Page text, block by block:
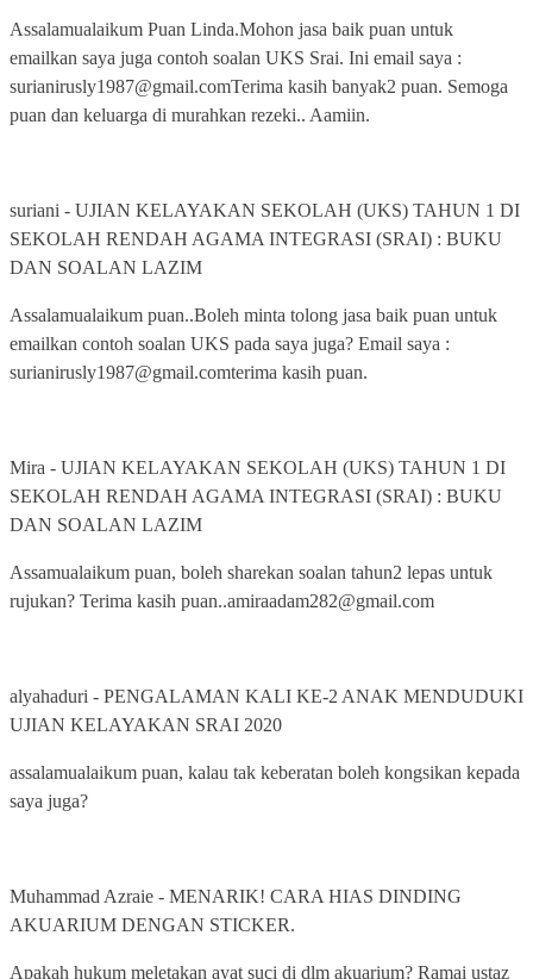
Assalamualaikum Puan Linda.Mohon jasa baik puan untuk
emailkan saya juga contoh soalan UKS Srai. Ini email saya :
surianirusly1987@gmail.comTerima kasih banyak2 puan. Semoga
puan dan keluarga di murahkan rezeki.. Aamiin.
suriani - UJIAN KELAYAKAN SEKOLAH (UKS) TAHUN 1 DI
SEKOLAH RENDAH AGAMA INTEGRASI (SRAI) : BUKU
DAN SOALAN LAZIM
Assalamualaikum puan..Boleh minta tolong jasa baik puan untuk
emailkan contoh soalan UKS pada saya juga? Email saya :
surianirusly1987@gmail.comterima kasih puan.
Mira - UJIAN KELAYAKAN SEKOLAH (UKS) TAHUN 1 DI
SEKOLAH RENDAH AGAMA INTEGRASI (SRAI) : BUKU
DAN SOALAN LAZIM
Assamualaikum puan, boleh sharekan soalan tahun2 lepas untuk
rujukan? Terima kasih puan..amiraadam282@gmail.com
alyahaduri - PENGALAMAN KALI KE-2 ANAK MENDUDUKI
UJIAN KELAYAKAN SRAI 2020
assalamualaikum puan, kalau tak keberatan boleh kongsikan kepada
saya juga?
Muhammad Azraie - MENARIK! CARA HIAS DINDING
AKUARIUM DENGAN STICKER.
Apakah hukum meletakan ayat suci di dlm akuarium? Ramai ustaz